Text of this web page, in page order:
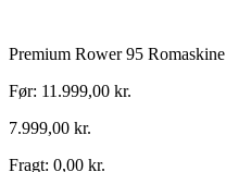
Premium Rower 95 Romaskine
Før: 11.999,00 kr.
7.999,00 kr.
Fragt: 0,00 kr.